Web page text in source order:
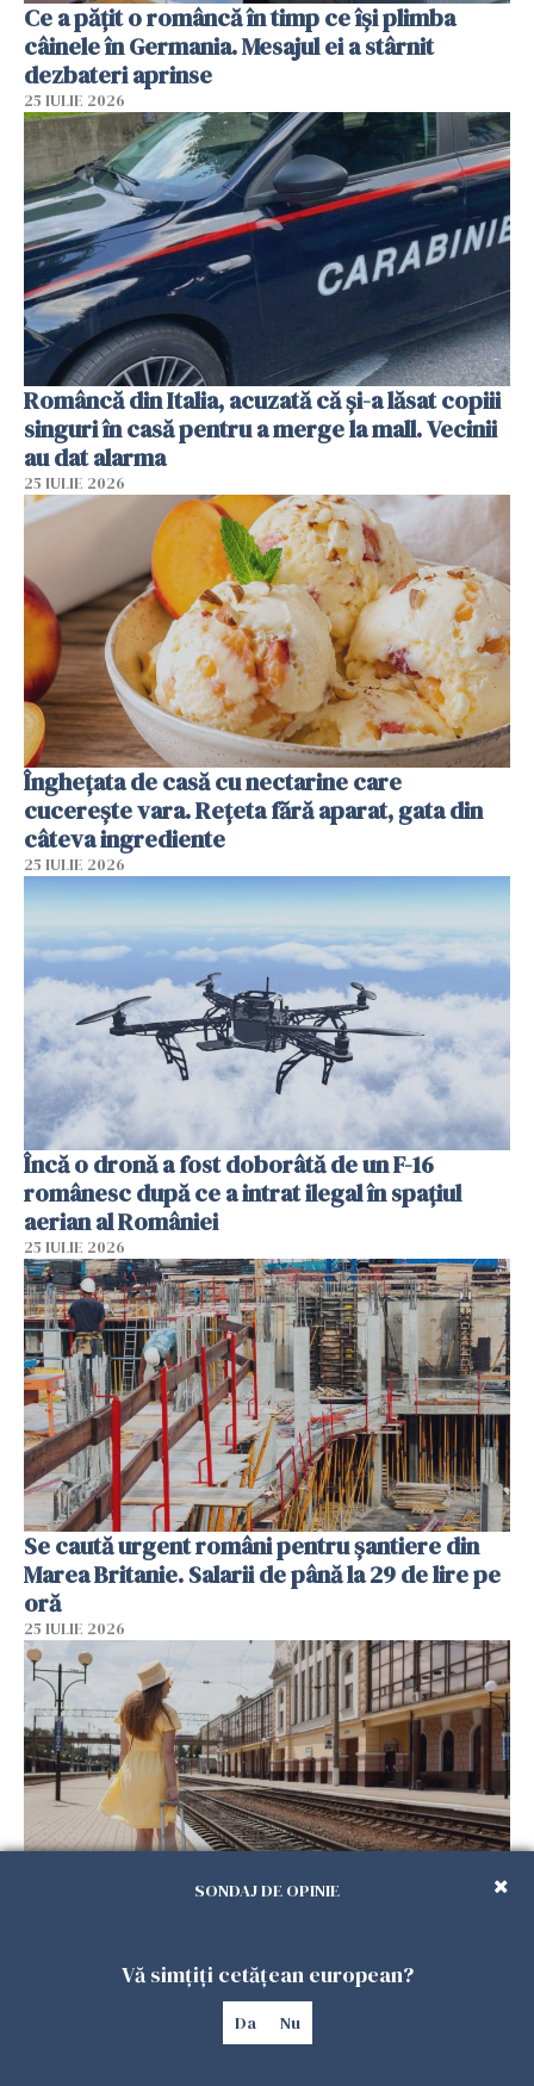
Ce a pățit o româncă în timp ce își plimba
câinele în Germania. Mesajul ei a stârnit
dezbateri aprinse
25 IULIE 2026
Româncă din Italia, acuzată că și-a lăsat copiii
singuri în casă pentru a merge la mall. Vecinii
au dat alarma
25 IULIE 2026
Înghețata de casă cu nectarine care
cucerește vara. Rețeta fără aparat, gata din
câteva ingrediente
25 IULIE 2026
Încă o dronă a fost doborâtă de un F-16
românesc după ce a intrat ilegal în spațiul
aerian al României
25 IULIE 2026
Se caută urgent români pentru șantiere din
Marea Britanie. Salarii de până la 29 de lire pe
oră
25 IULIE 2026
Milano pot întârzia până la 3 ore
SONDAJ DE OPINIE
Vă simțiți cetățean european?
Da Nu